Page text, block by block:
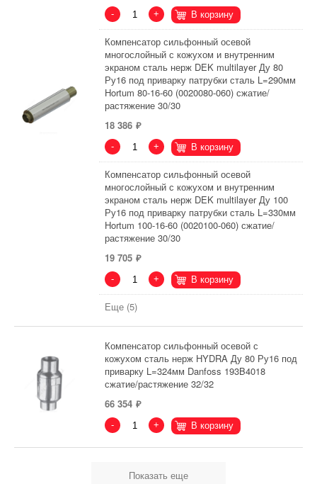
- + В корзину
Компенсатор сильфонный осевой
многослойный с кожухом и внутренним
экраном сталь нерж DEK multilayer Ду 80
Ру16 под приварку патрубки сталь L=290мм
Hortum 80-16-60 (0020080-060) сжатие/
растяжение 30/30
18 386
- + В корзину
Компенсатор сильфонный осевой
многослойный с кожухом и внутренним
экраном сталь нерж DEK multilayer Ду 100
Ру16 под приварку патрубки сталь L=330мм
Hortum 100-16-60 (0020100-060) сжатие/
растяжение 30/30
19 705
- + В корзину
Еще (5)
Компенсатор сильфонный осевой с
кожухом сталь нерж HYDRA Ду 80 Ру16 под
приварку L=324мм Danfoss 193B4018
сжатие/растяжение 32/32
66 354
- + В корзину
Показать еще